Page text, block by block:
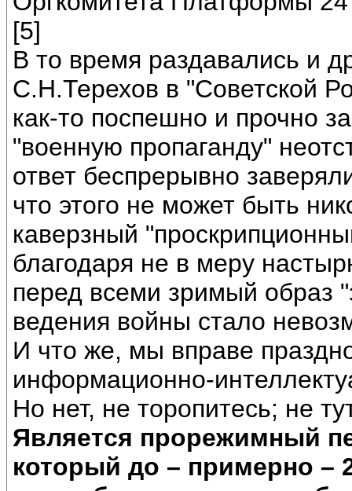
[5]
В то время раздавались и
С.Н.Терехов в "Советской
как-то поспешно и прочно
"военную пропаганду"
ответ беспрерывно
что этого не может быть
каверзный
благодаря не в меру
перед всеми зримый
ведения войны стало
И что же, мы вправе
информационно-
Но нет, не торопитесь; не
Является прорежимный
который до – примерно –